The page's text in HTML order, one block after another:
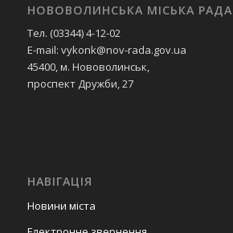
НОВОВОЛИНСЬКА МІСЬКА РАДА
Тел. (03344) 4-12-02
E-mail: vykonk@nov-rada.gov.ua
45400, м. Нововолинськ,
проспект Дружби, 27
НАВІГАЦІЯ
Новини міста